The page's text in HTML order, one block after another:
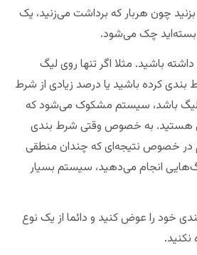
چون هربار که برداشت می‌زنید، یک
چک می‌شود.
باشید. مثلا اگر تنها روی لیگ
بندی کرده باشید یا درصد زیادی از شرط
باشد، سیستم مشکوک می‌شود که
هستید. به خصوص وقتی شرط بندی
در خصوص نتیجه‌ای که چندان منطقی
انجام می‌دهید، سیستم بسیار
خود را عوض کنید و دائما از یک نوع